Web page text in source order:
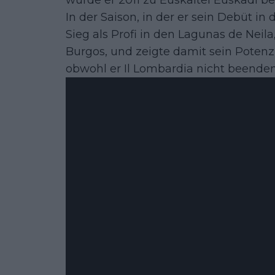
In der Saison, in der er sein Debüt in
Sieg als Profi in den Lagunas de
Burgos, und zeigte damit sein
obwohl er Il Lombardia nicht